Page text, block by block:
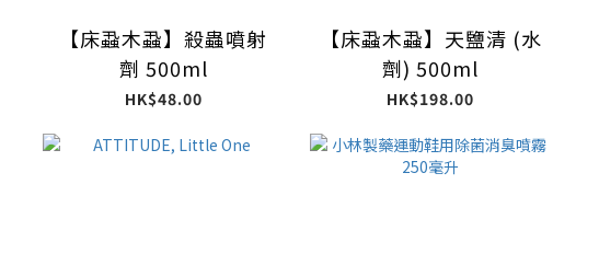
【床蝨木蝨】殺蟲噴射
劑 500ml
HK$48.00
【床蝨木蝨】天鹽清 (水
劑) 500ml
HK$198.00